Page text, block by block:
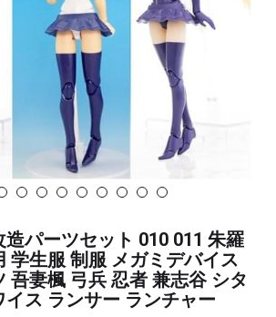
ミデ など 改造パーツ
ミデ など 塗装済パーツ
グスポンジ
シー
造パーツセット 010 011 朱羅
学生服 制服 メガミデバイス
吾妻楓 弓兵 忍者 兼志谷 シタ
イス ランサー ランチャー
ムズ ガール / メガミデバイス 改造
ムズ ガール / メガミデバイス 塗装
グスポンジ